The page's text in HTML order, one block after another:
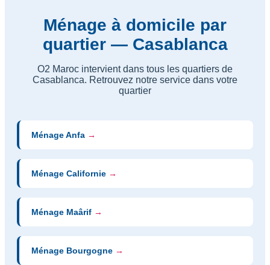
Ménage à domicile par
quartier — Casablanca
O2 Maroc intervient dans tous les quartiers de
Casablanca. Retrouvez notre service dans votre
quartier
Ménage Anfa →
Ménage Californie →
Ménage Maârif →
Ménage Bourgogne →